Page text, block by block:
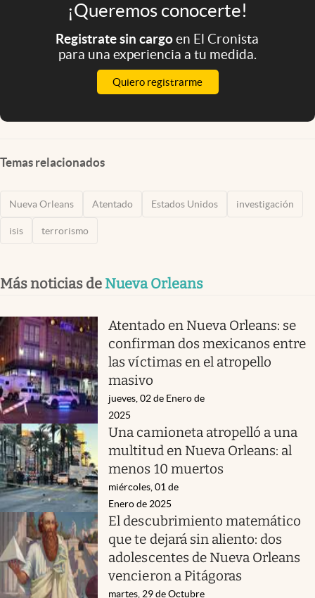
¡Queremos conocerte!
Registrate sin cargoen El Cronista
para una experiencia a tu medida.
Quiero registrarme
Temas relacionados
Nueva Orleans Atentado Estados Unidos investigación
isis terrorismo
Más noticias de Nueva Orleans
Atentado en Nueva Orleans: se
confirman dos mexicanos entre
las víctimas en el atropello
masivo
jueves, 02 de Enero de
2025
Una camioneta atropelló a una
multitud en Nueva Orleans: al
menos 10 muertos
miércoles, 01 de
Enero de 2025
El descubrimiento matemático
que te dejará sin aliento: dos
adolescentes de Nueva Orleans
vencieron a Pitágoras
martes, 29 de Octubre